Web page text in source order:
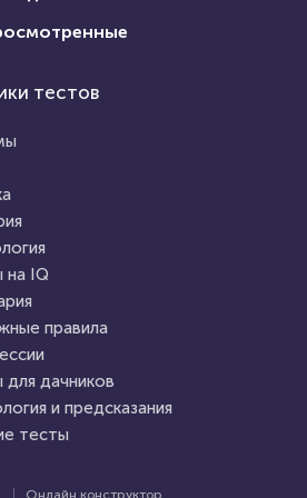
4713
Онлайн конструктор
тестов
на IQ
правила
для дачников
и предсказания
тесты